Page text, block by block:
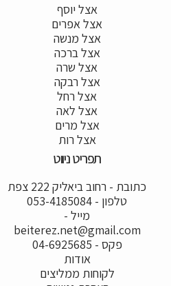
אצל יוסף
אצל אפרים
אצל מנשה
אצל ברכה
אצל שרה
אצל רבקה
אצל רחל
אצל לאה
אצל מרים
אצל רות
תפריט ניווט
כתובת - רחוב ביאליק 222 צפת
טלפון - 053-4185084
מייל -
beiterez.net@gmail.com
פקס - 04-6925685
אודות
לקוחות ממליצים